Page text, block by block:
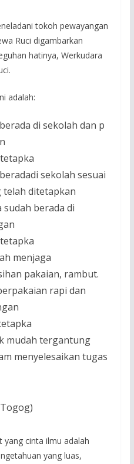
tokoh pewayangan
Ruci digambarkan
hatinya, Werkudara
adalah:
di sekolah dan p
sekolah sesuai
telah ditetapkan
sudah berada di
menjaga
pakaian, rambut.
rapi dan
mudah tergantung
menyelesaikan tugas
yang cinta ilmu adalah
yang luas,